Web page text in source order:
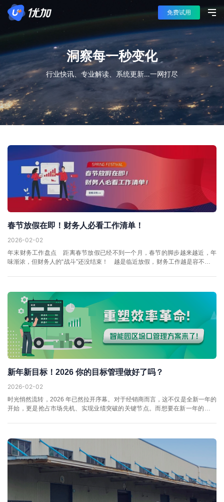
免费试用
洞察每一秒变化
行业快讯、专业解读、系统更新…一网打尽
春节放假在即！财务人必看工作清单！
2026-02-02
年末财务工作盘点 距离春节放假已经不到一个月，春节的脚步越来越近，年
味渐浓，但财务人的“战斗”还没结束！ 越是临近放假，财务工作越是容不得半
新年新目标！2026 你的目标管理做好了吗？
2026-02-02
时光悄然流转，2026 年已然拉开序幕。对于经销商而言，这不仅是全新一年的
开始，更是抢占市场先机、实现业绩突破的关键节点。而想要在新一年的激烈